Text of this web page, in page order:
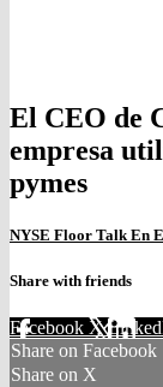
El CEO de
empresa
pymes
NYSE Floor Talk En
Share with friends
Facebook X
Share on Facebook
Share on X